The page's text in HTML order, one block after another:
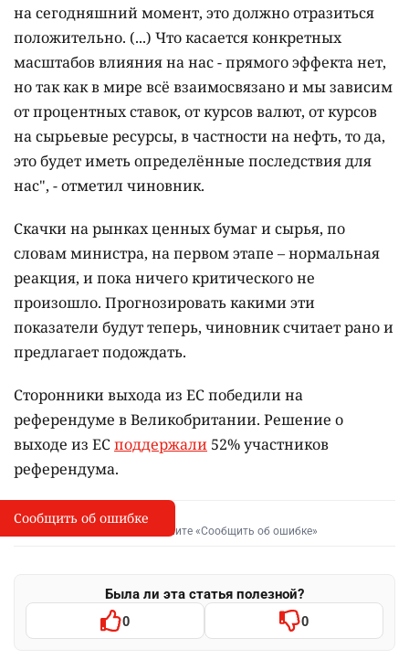
на сегодняшний момент, это должно отразиться
положительно. (...) Что касается конкретных
масштабов влияния на нас - прямого эффекта нет,
но так как в мире всё взаимосвязано и мы зависим
от процентных ставок, от курсов валют, от курсов
на сырьевые ресурсы, в частности на нефть, то да,
это будет иметь определённые последствия для
нас", - отметил чиновник.
Скачки на рынках ценных бумаг и сырья, по
словам министра, на первом этапе – нормальная
реакция, и пока ничего критического не
произошло. Прогнозировать какими эти
показатели будут теперь, чиновник считает рано и
предлагает подождать.
Сторонники выхода из ЕС победили на
референдуме в Великобритании. Решение о
выходе из ЕСподдержали 52% участников
референдума.
I
Сообщить об опечатке
Выделите фрагмент и нажмите «Сообщить об ошибке»
Была ли эта статья полезной?
0 0
Сообщить об ошибке